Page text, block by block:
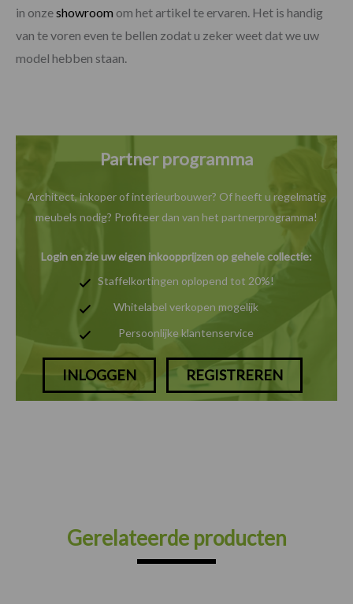
in onzeshowroom om het artikel te ervaren. Het is handig
van te voren even te bellen zodat u zeker weet dat we uw
model hebben staan.
Partner programma
Architect, inkoper of interieurbouwer? Of heeft u regelmatig
meubels nodig? Profiteer dan van het partnerprogramma!
Login en zie uw eigen inkoopprijzen op gehele collectie:
Staffelkortingen oplopend tot 20%!
Whitelabel verkopen mogelijk
Persoonlijke klantenservice
INLOGGEN REGISTREREN
Gerelateerde producten